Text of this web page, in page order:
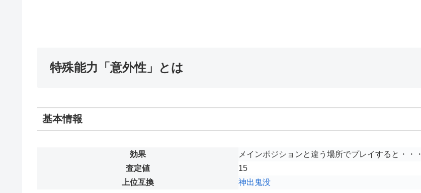
特殊能力「意外性」とは
基本情報
効果
メインポジションと違う場所でプレイすると・・・
査定値
15
上位互換
神出鬼没